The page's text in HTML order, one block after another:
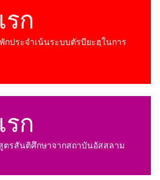
ก
กประจำเน้นระบบตัรบียะฮฺในการ
ก
ตรสันติศึกษาจากสถาบันอัสสลาม